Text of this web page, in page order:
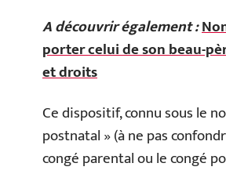
A découvrir également :
porter celui de son beau-
et droits
Ce dispositif, connu sous le
postnatal » (à ne pas
congé parental ou le congé